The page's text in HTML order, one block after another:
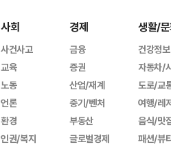
사회
사건사고
교육
노동
언론
환경
인권/복지
경제
금융
증권
산업/재계
중기/벤처
부동산
글로벌경제
생활/
건강정보
자동차/
도로/교
여행/레
음식/맛
패션/뷰